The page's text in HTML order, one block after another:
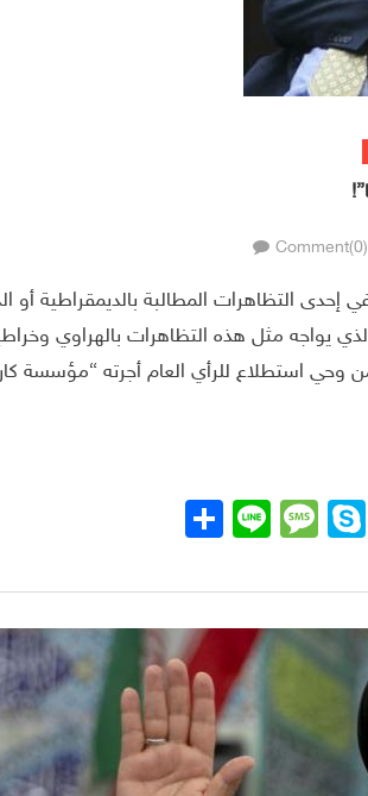
Comment(0)
التظاهرات المطالبة بالديمقراطية أو
يواجه مثل هذه التظاهرات بالهراوي
وحي استطلاع للرأي العام أجرته “مؤسسة
LinkedIn
Skype
Message
Line